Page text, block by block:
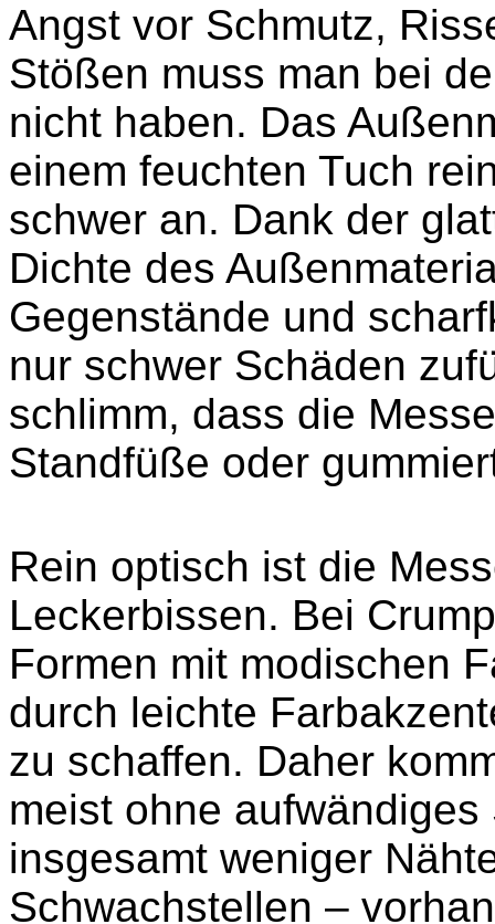
Angst vor Schmutz,
Stößen muss man bei
nicht haben. Das
einem feuchten Tuch
schwer an. Dank der
Dichte des
Gegenstände und
nur schwer Schäden
schlimm, dass die
Standfüße oder
Rein optisch ist die
Leckerbissen. Bei
Formen mit modischen
durch leichte
zu schaffen. Daher
meist ohne
insgesamt weniger
Schwachstellen –